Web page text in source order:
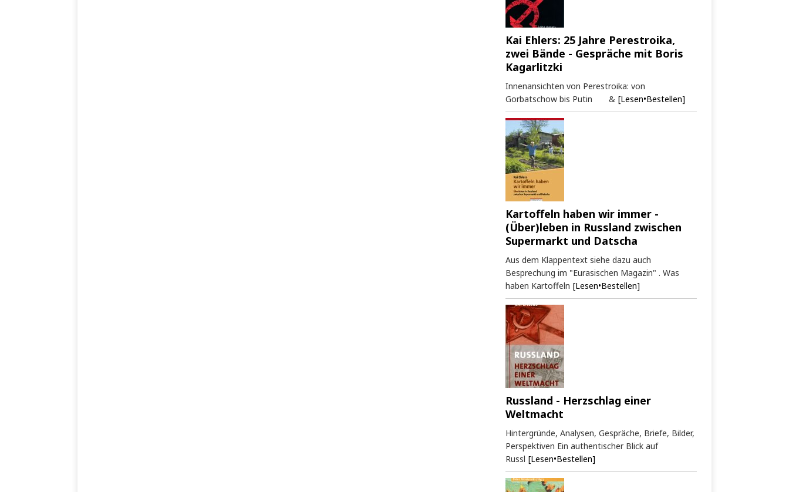
Kai Ehlers: 25 Jahre Perestroika,
zwei Bände - Gespräche mit Boris
Kagarlitzki
Innenansichten von Perestroika: von
Gorbatschow bis Putin & [Lesen•Bestellen]
Kartoffeln haben wir immer -
(Über)leben in Russland zwischen
Supermarkt und Datscha
Aus dem Klappentext siehe dazu auch
Besprechung im "Eurasischen Magazin" . Was
haben Kartoffeln [Lesen•Bestellen]
Russland - Herzschlag einer
Weltmacht
Hintergründe, Analysen, Gespräche, Briefe, Bilder,
Perspektiven Ein authentischer Blick auf
Russl [Lesen•Bestellen]